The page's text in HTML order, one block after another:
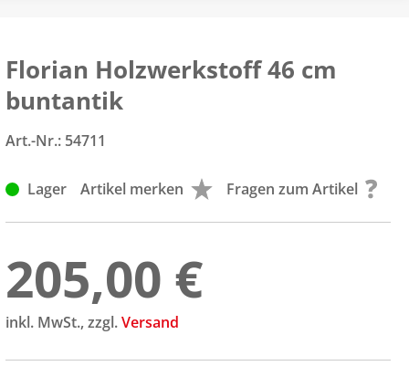
Florian Holzwerkstoff 46 cm
buntantik
Art.-Nr.: 54711
Lager Artikel merken Fragen zum Artikel
205,00 €
inkl. MwSt., zzgl.Versand